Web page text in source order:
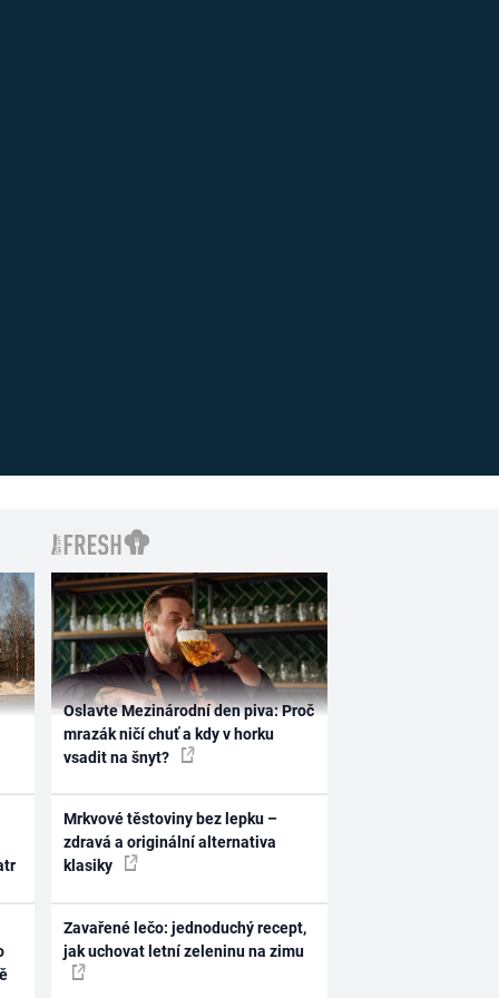
Oslavte Mezinárodní den piva: Proč
mrazák ničí chuť a kdy v horku
vsadit na šnyt?
Mrkvové těstoviny bez lepku –
zdravá a originální alternativa
klasiky
Zavařené lečo: jednoduchý recept,
jak uchovat letní zeleninu na zimu